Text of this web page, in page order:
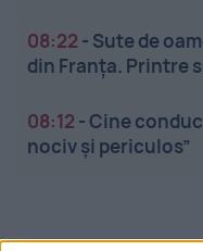
08:22 - Sute de
din Franța. Printre
08:12 -Cine
nociv și periculos”